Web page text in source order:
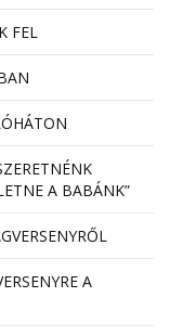
FEL
A BABÁNK”
A